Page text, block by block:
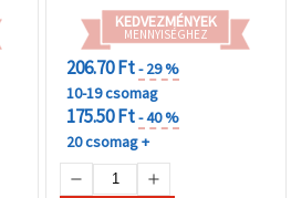
KEDVEZMÉNYEK
MENNYISÉGHEZ
206.70 Ft- 29 %
10-19 csomag
175.50 Ft- 40 %
20 csomag +